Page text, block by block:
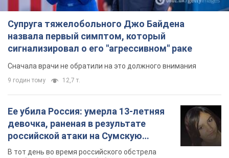
Супруга тяжелобольного Джо Байдена
назвала первый симптом, который
сигнализировал о его "агрессивном" раке
Сначала врачи не обратили на это должного внимания
9 годин тому 12,7 т.
Ее убила Россия: умерла 13-летняя
девочка, раненая в результате
российской атаки на Сумскую
область. Фото
В тот день во время российского обстрела